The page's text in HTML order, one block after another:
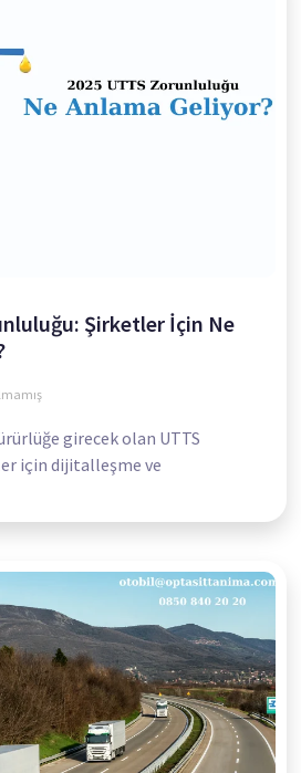
Şirketler İçin Ne
girecek olan UTTS
için dijitalleşme ve